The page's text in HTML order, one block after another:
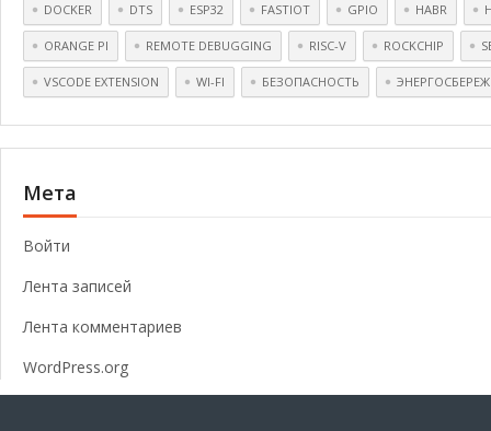
DOCKER DTS ESP32 FASTIOT GPIO HABR
ORANGE PI REMOTE DEBUGGING RISC-V ROCKCHIP
VSCODE EXTENSION WI-FI БЕЗОПАСНОСТЬ
Мета
Войти
Лента записей
Лента комментариев
WordPress.org